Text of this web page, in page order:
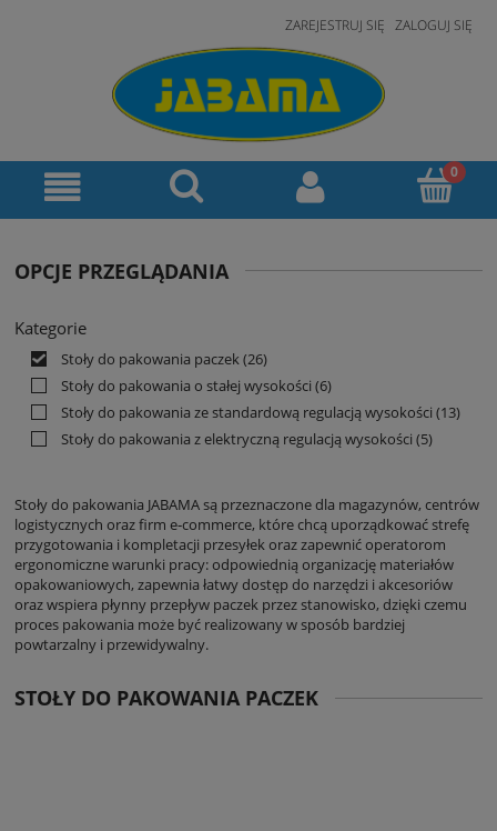
ZAREJESTRUJ SIĘ ZALOGUJ SIĘ
OPCJE PRZEGLĄDANIA
Kategorie
Stoły do pakowania paczek(26)
Stoły do pakowania o stałej wysokości (6)
Stoły do pakowania ze standardową regulacją wysokości (13)
Stoły do pakowania z elektryczną regulacją wysokości (5)
Stoły do pakowania JABAMA są przeznaczone dla magazynów, centrów
logistycznych oraz firm e‑commerce, które chcą uporządkować strefę
przygotowania i kompletacji przesyłek oraz zapewnić operatorom
ergonomiczne warunki pracy: odpowiednią organizację materiałów
opakowaniowych, zapewnia łatwy dostęp do narzędzi i akcesoriów
oraz wspiera płynny przepływ paczek przez stanowisko, dzięki czemu
proces pakowania może być realizowany w sposób bardziej
powtarzalny i przewidywalny.
STOŁY DO PAKOWANIA PACZEK